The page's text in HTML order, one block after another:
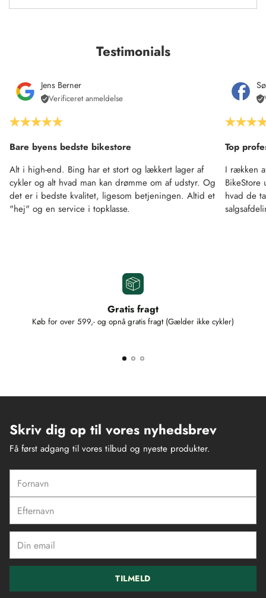
Testimonials
Jens Berner
Verificeret anmeldelse
Bare byens bedste bikestore
Alt i high-end. Bing har et stort og lækkert lager af
cykler og alt hvad man kan drømme om af udstyr. Og
det er i bedste kvalitet, ligesom betjeningen. Altid et
"hej" og en service i topklasse.
Top
I rækken
hvad de
Gratis fragt
Køb for over 599,- og opnå gratis fragt (Gælder ikke cykler)
Skriv dig op til vores nyhedsbrev
Få først adgang til vores tilbud og nyeste produkter.
email
TILMELD